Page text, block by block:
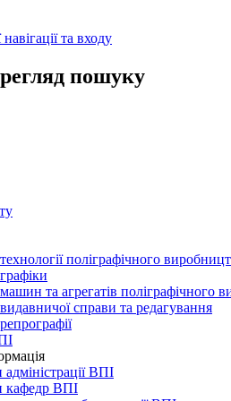
та входу
пошуку
поліграфічного
та агрегатів поліграфічного
справи та редагування
ВПІ
кафедр ВПІ